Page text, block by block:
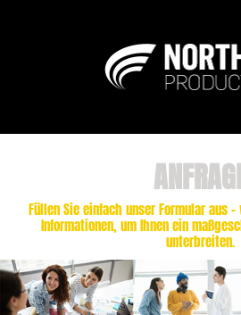
Füllen Sie einfach unser Formular aus
Informationen, um Ihnen ein
unterbreiten.